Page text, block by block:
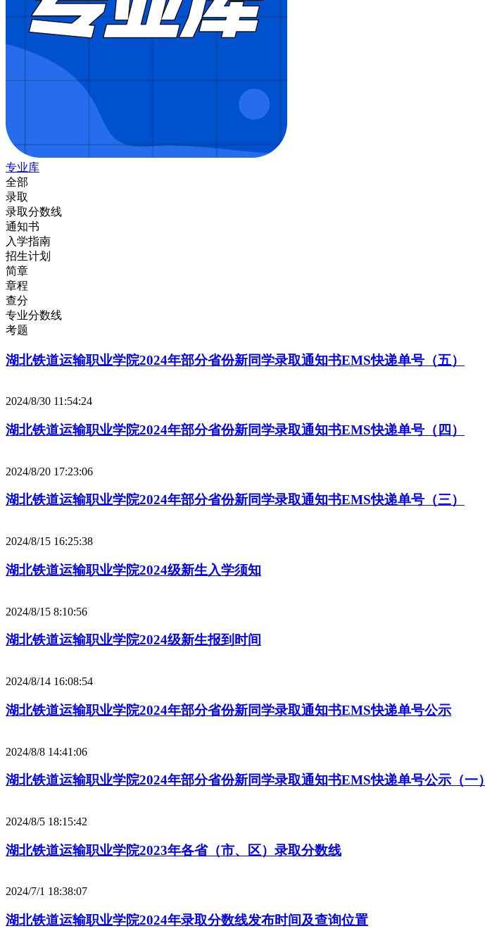
专业库
全部
录取
录取分数线
通知书
入学指南
招生计划
简章
章程
查分
专业分数线
考题
湖北铁道运输职业学院2024年部分省份新同学录取通知书EMS快递单号（五）
2024/8/30 11:54:24
湖北铁道运输职业学院2024年部分省份新同学录取通知书EMS快递单号（四）
2024/8/20 17:23:06
湖北铁道运输职业学院2024年部分省份新同学录取通知书EMS快递单号（三）
2024/8/15 16:25:38
湖北铁道运输职业学院2024级新生入学须知
2024/8/15 8:10:56
湖北铁道运输职业学院2024级新生报到时间
2024/8/14 16:08:54
湖北铁道运输职业学院2024年部分省份新同学录取通知书EMS快递单号公示
2024/8/8 14:41:06
湖北铁道运输职业学院2024年部分省份新同学录取通知书EMS快递单号公示（一）
2024/8/5 18:15:42
湖北铁道运输职业学院2023年各省（市、区）录取分数线
2024/7/1 18:38:07
湖北铁道运输职业学院2024年录取分数线发布时间及查询位置